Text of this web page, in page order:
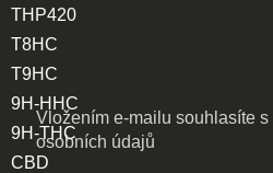
Vložením e-mailu souhlasíte s
osobních údajů
THP420
T8HC
T9HC
9H-HHC
9H-THC
CBD